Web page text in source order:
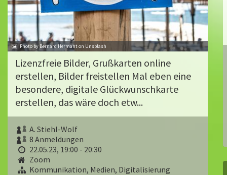
Photo by Bernard Hermant on Unsplash
Lizenzfreie Bilder, Grußkarten online
erstellen, Bilder freistellen Mal eben eine
besondere, digitale Glückwunschkarte
erstellen, das wäre doch etw...
A. Stiehl-Wolf
8 Anmeldungen
22.05.23, 19:00 - 20:30
Zoom
Kommunikation, Medien, Digitalisierung